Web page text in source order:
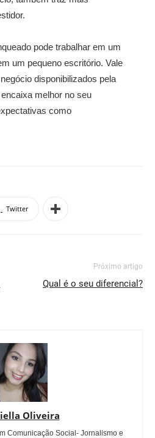
pode trabalhar em um
um pequeno escritório. Vale
disponibilizados pela
melhor no seu
como
Twitter
Próximo artigo
Qual é o seu diferencial?
Oliveira
Comunicação Social- Jornalismo e